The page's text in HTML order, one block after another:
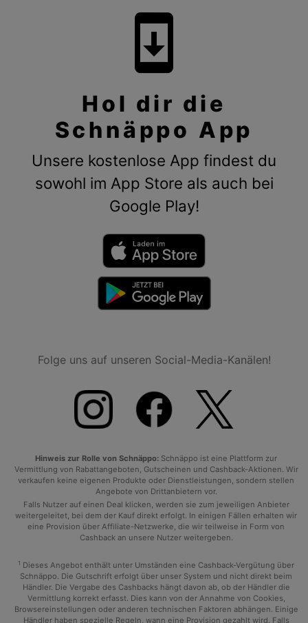
system_update
Hol dir die
Schnäppo App
Unsere kostenlose App findest du
sowohl im App Store als auch bei
Google Play!
Folge uns auf unseren Social-Media-Kanälen!
Hinweis zur Rolle von Schnäppo: Schnäppo ist eine Plattform zur
Vermittlung von Rabattangeboten, Gutscheinen und Cashback-Aktionen. Wir
verkaufen keine eigenen Produkte oder Dienstleistungen, sondern stellen
Angebote von Drittanbietern vor.
Falls Nutzer auf einen Deal klicken, werden sie zum jeweiligen Anbieter
weitergeleitet, bei dem der Kauf direkt erfolgt. In einigen Fällen erhalten wir
eine Provision über Affiliate-Netzwerke, die wir teilweise in Form von
Cashback an unsere Nutzer weitergeben.
1 Dieses Angebot enthält unter Umständen eine Cashback-Vergütung über
Schnäppo. Die Gutschrift erfolgt über unser System und nicht direkt beim
Händler. Die Vergabe des Cashbacks hängt davon ab, ob der Händler die
Vermittlung korrekt erfasst. Dies kann von der Annahme von Cookies,
Browsereinstellungen oder anderen technischen Faktoren abhängen. Einige
Händler haben spezielle Regeln, wann eine Provision gezahlt wird. Falls